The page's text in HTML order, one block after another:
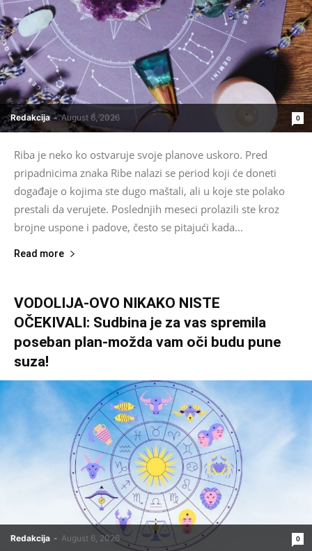
Redakcija - August 6, 2026 0
Riba je neko ko ostvaruje svoje planove uskoro. Pred
pripadnicima znaka Ribe nalazi se period koji će doneti
događaje o kojima ste dugo maštali, ali u koje ste polako
prestali da verujete. Poslednjih meseci prolazili ste kroz
brojne uspone i padove, često se pitajući kada...
Read more
VODOLIJA-OVO NIKAKO NISTE
OČEKIVALI: Sudbina je za vas spremila
poseban plan-možda vam oči budu pune
suza!
Redakcija - August 6, 2026 0